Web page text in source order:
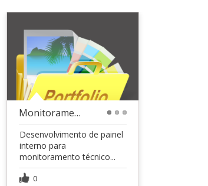
Monitoramento Técnico Multi-VPS WordPress
Desenvolvimento de painel
interno para
monitoramento técnico...
0